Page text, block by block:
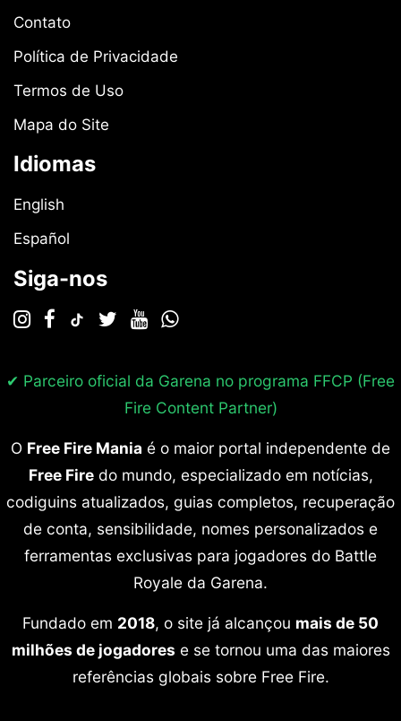
Contato
Política de Privacidade
Termos de Uso
Mapa do Site
Idiomas
English
Español
Siga-nos
✔ Parceiro oficial da Garena no programa FFCP (Free
Fire Content Partner)
O Free Fire Mania é o maior portal independente de
Free Firedo mundo, especializado em notícias,
codiguins atualizados, guias completos, recuperação
de conta, sensibilidade, nomes personalizados e
ferramentas exclusivas para jogadores do Battle
Royale da Garena.
Fundado em 2018, o site já alcançou mais de 50
milhões de jogadores e se tornou uma das maiores
referências globais sobre Free Fire.